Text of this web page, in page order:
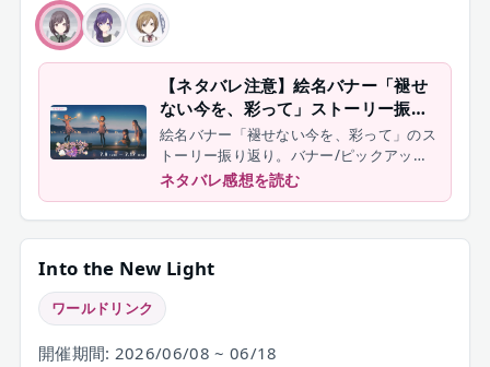
【ネタバレ注意】絵名バナー「褪せ
ない今を、彩って」ストーリー振り
返り
絵名バナー「褪せない今を、彩って」のス
トーリー振り返り。バナー/ピックアップ
キャラ、新規カード、前回の絵名バナーか
らの要点を整理します。
ネタバレ感想を読む
Into the New Light
ワールドリンク
開催期間: 2026/06/08 ~ 06/18